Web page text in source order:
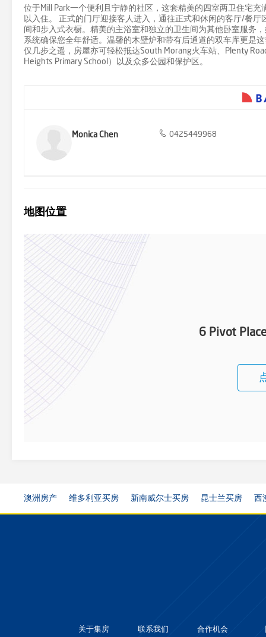
位于Mill Park一个便利且宁静的社区，这套精美的四室两卫住宅
以入住。 正式的门厅迎接客人进入，通往正式和休闲的客厅/餐
间和步入式衣橱。精美的主浴室和独立的卫生间为其他卧室服务
系统确保您全年舒适。温馨的木壁炉和带有后通道的双车库更是
仅几步之遥，房屋亦可轻松抵达South Morang火车站、Plenty
Heights Primary School）以及众多公园和保护区。
Monica Chen 0425449968
地图位置
6 Pivot
澳洲房产 维多利亚买房 新南威尔士买房 昆士兰买房 西
关于集房 联系我们 合作机会